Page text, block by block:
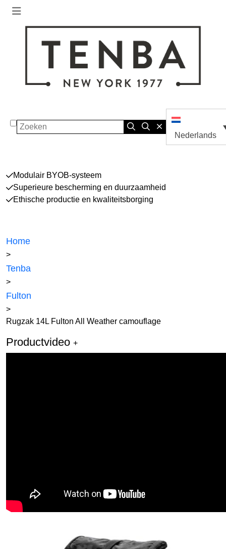
Zoeken
Nederlands
Modulair BYOB-systeem
Superieure bescherming en duurzaamheid
Ethische productie en kwaliteitsborging
Home
>
Tenba
>
Fulton
>
Rugzak 14L Fulton All Weather camouflage
Productvideo +